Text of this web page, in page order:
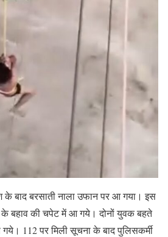
के बाद बरसाती नाला उफान पर आ गया। इस
के बहाव की चपेट में आ गये। दोनों युवक बहते
112 पर मिली सूचना के बाद पुलिसकर्मी